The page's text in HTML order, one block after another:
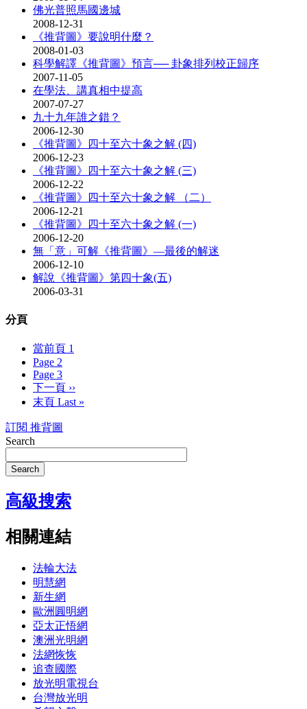
佛光普照馬國邊城
2008-12-31
《推背圖》要說明什麼？
2008-01-03
科學解譯《推背圖》預言── 卦象排列校正歸序
2007-11-05
在學法、講真相中提高
2007-07-27
九十九年誰之錯？
2006-12-30
《推背圖》四十至六十象之解 (四)
2006-12-23
《推背圖》四十至六十象之解 (三)
2006-12-22
《推背圖》四十至六十象之解 （二）
2006-12-21
《推背圖》四十至六十象之解 (一)
2006-12-20
無「意」可解《推背圖》―最後的解迷
2006-12-10
解說《推背圖》第四十象(五)
2006-03-31
分頁
當前頁 1
Page 2
Page 3
下一頁 ››
末頁 Last »
訂閱 推背圖
Search
Search
高級搜索
相關連結
法輪大法
明慧網
新生網
歐洲圓明網
亞太正悟網
澳洲光明網
法網恢恢
追查國際
放光明電視台
台灣放光明